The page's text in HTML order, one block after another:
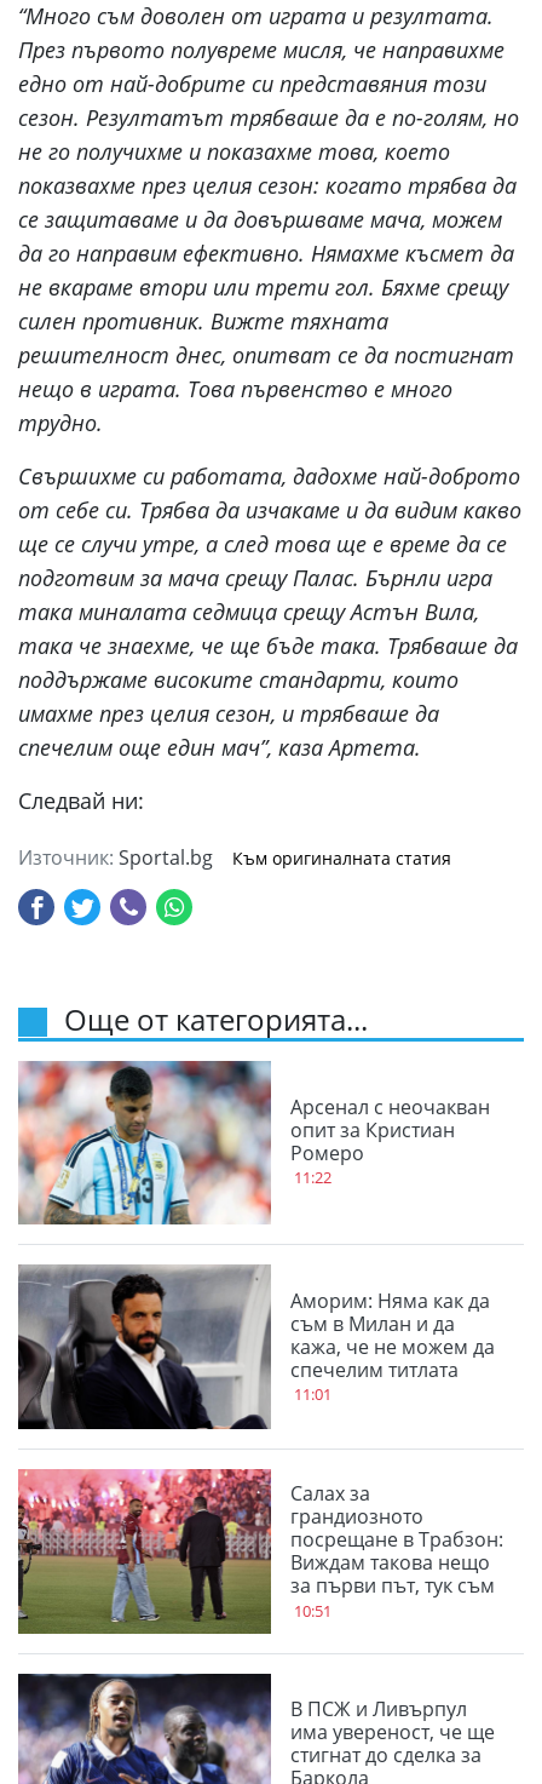
“Много съм доволен от играта и резултата.
През първото полувреме мисля, че направихме
едно от най-добрите си представяния този
сезон. Резултатът трябваше да е по-голям, но
не го получихме и показахме това, което
показвахме през целия сезон: когато трябва да
се защитаваме и да довършваме мача, можем
да го направим ефективно. Нямахме късмет да
не вкараме втори или трети гол. Бяхме срещу
силен противник. Вижте тяхната
решителност днес, опитват се да постигнат
нещо в играта. Това първенство е много
трудно.
Свършихме си работата, дадохме най-доброто
от себе си. Трябва да изчакаме и да видим какво
ще се случи утре, а след това ще е време да се
подготвим за мача срещу Палас. Бърнли игра
така миналата седмица срещу Астън Вила,
така че знаехме, че ще бъде така. Трябваше да
поддържаме високите стандарти, които
имахме през целия сезон, и трябваше да
спечелим още един мач”, каза Артета.
Следвай ни:
Източник: Sportal.bg Към оригиналната статия
Още от категорията...
Aрсенал с неочакван
опит за Кристиан
Ромеро
11:22
Аморим: Няма как да
съм в Милан и да
кажа, че не можем да
спечелим титлата
11:01
Салах за
грандиозното
посрещане в Трабзон:
Виждам такова нещо
за първи път, тук съм
за трофеи
10:51
В ПСЖ и Ливърпул
има увереност, че ще
стигнат до сделка за
Баркола